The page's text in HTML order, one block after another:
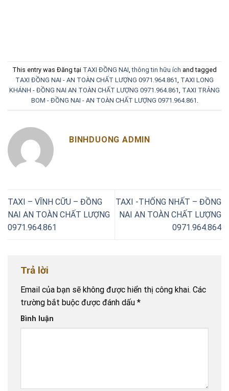
This entry was Đăng tại TAXI ĐỒNG NAI,thông tin hữu ích and tagged
TAXI ĐỒNG NAI - AN TOÀN CHẤT LƯỢNG 0971.964.861, TAXI LONG
KHÁNH - ĐỒNG NAI AN TOÀN CHẤT LƯỢNG 0971.964.861, TAXI TRẢNG
BOM - ĐỒNG NAI - AN TOÀN CHẤT LƯỢNG 0971.964.861 .
BINHDUONG ADMIN
TAXI – VĨNH CỮU – ĐỒNG
NAI AN TOÀN CHẤT LƯỢNG
0971.964.861
TAXI -THỐNG NHẤT – ĐỒNG
NAI AN TOÀN CHẤT LƯỢNG
0971.964.864
Trả lời
Email của bạn sẽ không được hiển thị công khai. Các
trường bắt buộc được đánh dấu *
Bình luận